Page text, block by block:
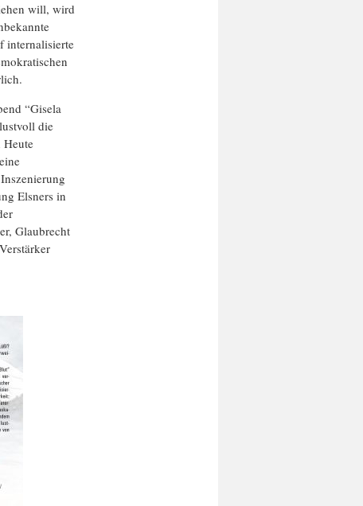
will, wird
internalisierte
“Gisela
die
Heute
Elsners in
Glaubrecht